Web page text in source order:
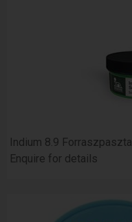
Indium 8.9 Forraszpaszta
Enquire for details